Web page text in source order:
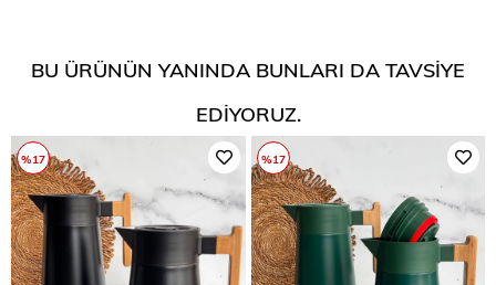
BU ÜRÜNÜN YANINDA BUNLARI DA TAVSIYE
EDIYORUZ.
%17 %17